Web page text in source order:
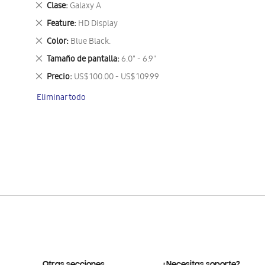
Clase Galaxy A
Eliminar
este
artículo
Feature HD Display
Eliminar
este
artículo
Color Blue Black.
Eliminar
este
artículo
Tamaño de pantalla 6.0" - 6.9"
Eliminar
este
artículo
Precio US$ 100.00 - US$ 109.99
Eliminar
artículo
Eliminar todo